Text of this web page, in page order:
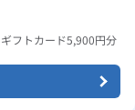
フトカード5,900円分